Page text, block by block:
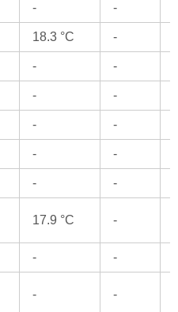
- -
18.3 °C -
- -
- -
- -
- -
- -
17.9 °C -
- -
- -